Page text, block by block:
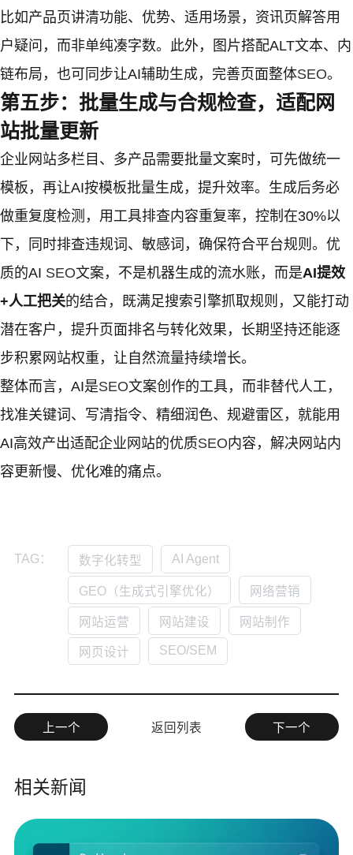
比如产品页讲清功能、优势、适用场景，资讯页解答用
户疑问，而非单纯凑字数。此外，图片搭配ALT文本、内
链布局，也可同步让AI辅助生成，完善页面整体SEO。
第五步：批量生成与合规检查，适配网
站批量更新
企业网站多栏目、多产品需要批量文案时，可先做统一
模板，再让AI按模板批量生成，提升效率。生成后务必
做重复度检测，用工具排查内容重复率，控制在30%以
下，同时排查违规词、敏感词，确保符合平台规则。优
质的AI SEO文案，不是机器生成的流水账，而是AI提效
+人工把关的结合，既满足搜索引擎抓取规则，又能打动
潜在客户，提升页面排名与转化效果，长期坚持还能逐
步积累网站权重，让自然流量持续增长。
整体而言，AI是SEO文案创作的工具，而非替代人工，
找准关键词、写清指令、精细润色、规避雷区，就能用
AI高效产出适配企业网站的优质SEO内容，解决网站内
容更新慢、优化难的痛点。
TAG： 数字化转型 AI Agent
GEO（生成式引擎优化） 网络营销
网站运营 网站建设 网站制作
网页设计 SEO/SEM
上一个 返回列表 下一个
相关新闻